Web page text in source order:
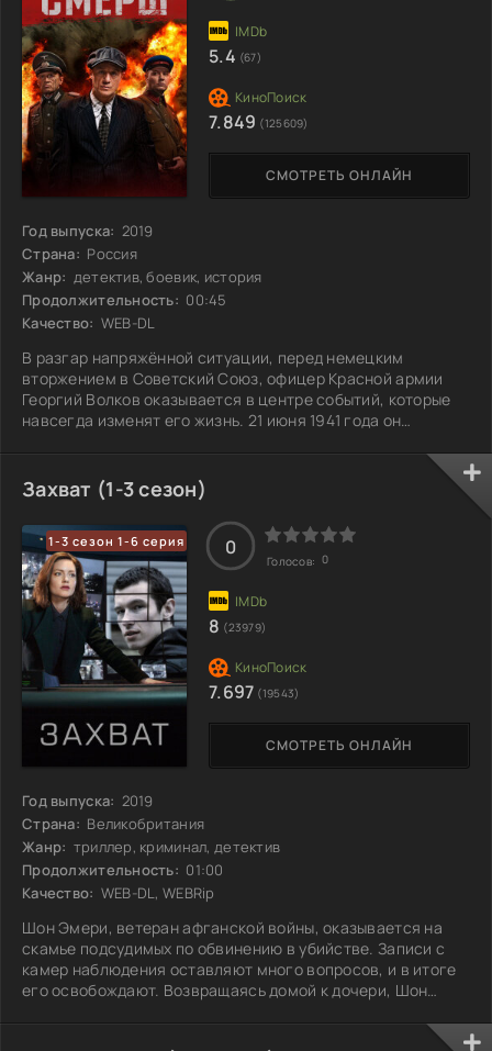
Год выпуска: 2019
Страна: Россия
Жанр: детектив, боевик, история
Продолжительность: 00:45
Качество: WEB-DL
В разгар напряжённой ситуации, перед немецким
вторжением в Советский Союз, офицер Красной армии
Георгий Волков оказывается в центре событий, которые
навсегда изменят его жизнь. 21 июня 1941 года он
документы в рамках торгового соглашения с Германией.
Однако мир, казавшийся стабильным, начинает рушиться
с началом войны. Волков попадает в плен к хитроумному
агенту Абвера Конраду фон Бютцеву, для которого
информация из документов ценнее любых
СМОТРЕТЬ ОНЛАЙН
5.4 (67)
7.849 (125609)
Захват (1-3 сезон)
1-3 сезон 1-6 серия
Год выпуска: 2019
Страна: Великобритания
Жанр: триллер, криминал, детектив
Продолжительность: 01:00
Качество: WEB-DL, WEBRip
Шон Эмери, ветеран афганской войны, оказывается на
скамье подсудимых по обвинению в убийстве. Записи с
камер наблюдения оставляют много вопросов, и в итоге
его освобождают. Возвращаясь домой к дочери, Шон
оказывается в числе подозреваемых. За расследование
СМОТРЕТЬ ОНЛАЙН
0
Голосов: 0
8 (23979)
7.697 (19543)